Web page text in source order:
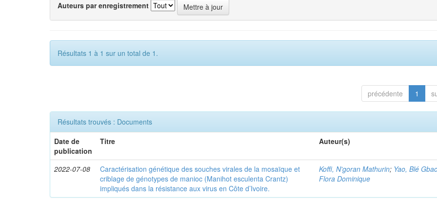
Auteurs par enregistrement
Résultats 1 à 1 sur un total de 1.
précédente 1
Résultats trouvés : Documents
Date de
publication
Titre Auteur(s)
2022-07-08
Caractérisation génétique des souches virales de la mosaïque et
criblage de génotypes de manioc (Manihot esculenta Crantz)
impliqués dans la résistance aux virus en Côte d’Ivoire.
Koffi, N'goran Mathurin; Yao, Blé
Flora Dominique